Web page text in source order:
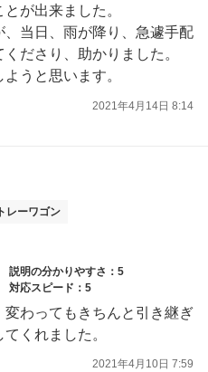
が出来ました。
当日、雨が降り、急遽手配
ださり、助かりました。
うと思います。
2021年4月14日 8:14
レーワゴン
説明の分かりやすさ：5
対応スピード：5
わってもきちんと引き継ぎ
くれました。
2021年4月10日 7:59